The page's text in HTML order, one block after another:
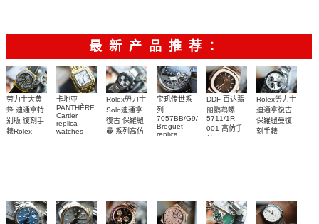
最新产品推荐：
劳力士大黄
蜂 迪通拿特
别版 復刻手
錶Rolex
卡地亚
PANTHÈRE
Cartier
replica
watches
Rolex勞力士
Solo迪通拿
復古 保羅紐
曼 系列高仿
宝玑传世系
列
7057BB/G9/9W6
Breguet
replica
DDF 百达翡
丽鹦鹉螺
5711/1R-
001 高仿手
Rolex勞力士
迪通拿復古
保羅紐曼復
刻手錶